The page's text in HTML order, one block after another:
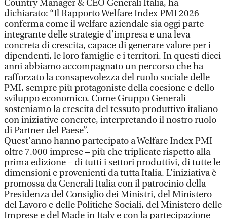
Country Manager & CEO Generali Italia, ha
dichiarato: “Il Rapporto Welfare Index PMI 2026
conferma come il welfare aziendale sia oggi parte
integrante delle strategie d’impresa e una leva
concreta di crescita, capace di generare valore per i
dipendenti, le loro famiglie e i territori. In questi dieci
anni abbiamo accompagnato un percorso che ha
rafforzato la consapevolezza del ruolo sociale delle
PMI, sempre più protagoniste della coesione e dello
sviluppo economico. Come Gruppo Generali
sosteniamo la crescita del tessuto produttivo italiano
con iniziative concrete, interpretando il nostro ruolo
di Partner del Paese”.
Quest’anno hanno partecipato a Welfare Index PMI
oltre 7.000 imprese – più che triplicate rispetto alla
prima edizione – di tutti i settori produttivi, di tutte le
dimensioni e provenienti da tutta Italia. L’iniziativa è
promossa da Generali Italia con il patrocinio della
Presidenza del Consiglio dei Ministri, del Ministero
del Lavoro e delle Politiche Sociali, del Ministero delle
Imprese e del Made in Italy e con la partecipazione